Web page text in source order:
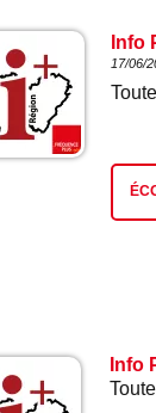
Info
17/06/
Info